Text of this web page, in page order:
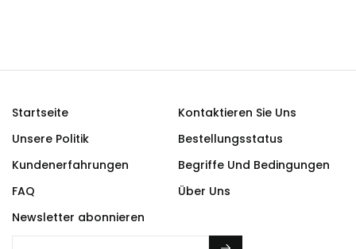
Startseite
Kontaktieren Sie Uns
Unsere Politik
Bestellungsstatus
Kundenerfahrungen
Begriffe Und Bedingungen
FAQ
Über Uns
Newsletter abonnieren